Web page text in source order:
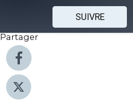
SUIVRE
Partager